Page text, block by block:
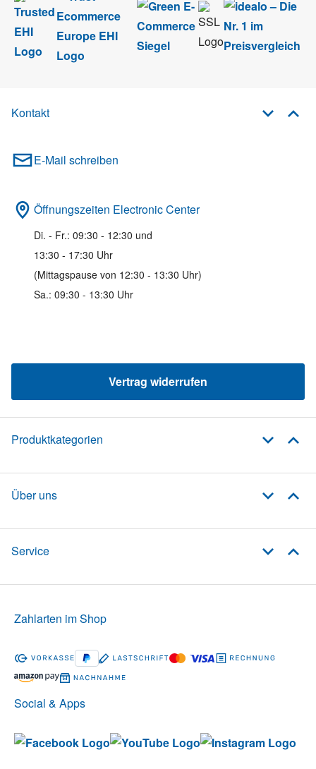
Kontakt
E-Mail schreiben
Öffnungszeiten Electronic Center
Di. - Fr.: 09:30 - 12:30 und
13:30 - 17:30 Uhr
(Mittagspause von 12:30 - 13:30 Uhr)
Sa.: 09:30 - 13:30 Uhr
Vertrag widerrufen
Produktkategorien
Über uns
Service
Social & Apps
Zahlarten im Shop